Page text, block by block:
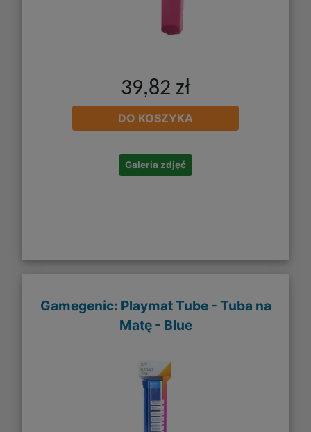
39,82 zł
DO KOSZYKA
Galeria zdjęć
Gamegenic: Playmat Tube - Tuba na
Matę - Blue